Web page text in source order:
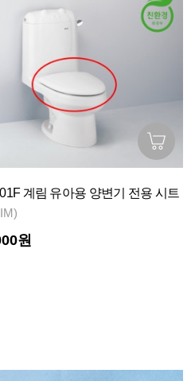
계림 유아용 양변기 전용 시트
원